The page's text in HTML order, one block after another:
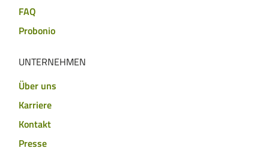
FAQ
Probonio
UNTERNEHMEN
Über uns
Karriere
Kontakt
Presse